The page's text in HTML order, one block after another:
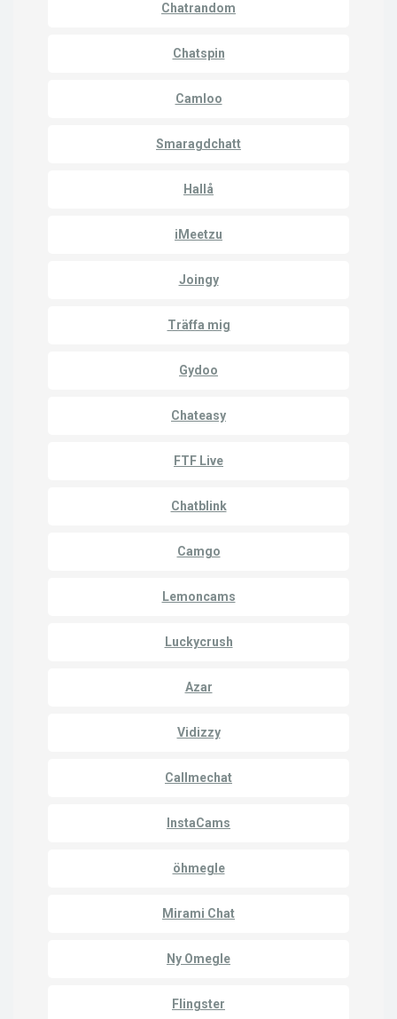
Chatrandom
Chatspin
Camloo
Smaragdchatt
Hallå
iMeetzu
Joingy
Träffa mig
Gydoo
Chateasy
FTF Live
Chatblink
Camgo
Lemoncams
Luckycrush
Azar
Vidizzy
Callmechat
InstaCams
öhmegle
Mirami Chat
Ny Omegle
Flingster